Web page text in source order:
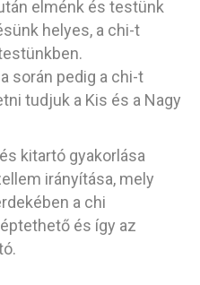
elménk és testünk
helyes, a chi-t
során pedig a chi-t
tudjuk a Kis és a Nagy
kitartó gyakorlása
irányítása, mely
a chi
és így az